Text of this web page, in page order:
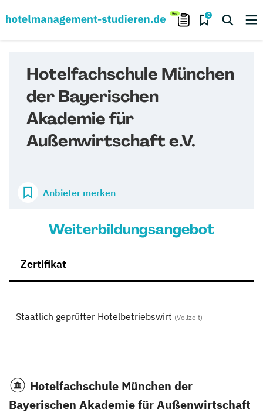
0
Hotelfachschule München
der Bayerischen
Akademie für
Außenwirtschaft e.V.
Anbieter merken
Weiterbildungsangebot
Zertifikat
Staatlich geprüfter Hotelbetriebswirt (Vollzeit)
Hotelfachschule München der
Bayerischen Akademie für Außenwirtschaft